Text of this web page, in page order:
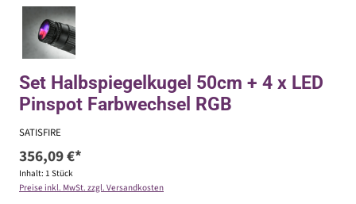
Set Halbspiegelkugel 50cm + 4 x LED
Pinspot Farbwechsel RGB
SATISFIRE
356,09 €*
Inhalt: 1 Stück
Preise inkl. MwSt. zzgl. Versandkosten